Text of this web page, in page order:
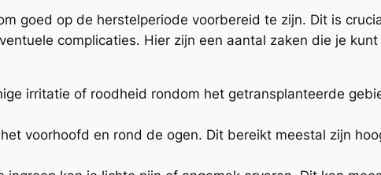
goed op de herstelperiode voorbereid te zijn. Dit is
complicaties. Hier zijn een aantal zaken die je
irritatie of roodheid rondom het getransplanteerde
voorhoofd en rond de ogen. Dit bereikt meestal zijn